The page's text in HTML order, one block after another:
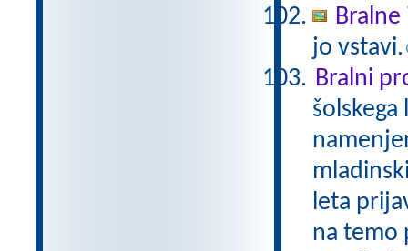
Bralne
jo vstavi.
Bralni
leta
na temo